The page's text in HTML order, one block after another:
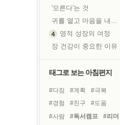
'모른다'는 것
귀를 열고 마음을 내어주고
영적 성장의 여정
장 건강이 중요한 이유
태그로 보는 아침편지
#다짐 #계획
#극복
#경험
#친구
#도움
#사람
#독서캠프
#리더